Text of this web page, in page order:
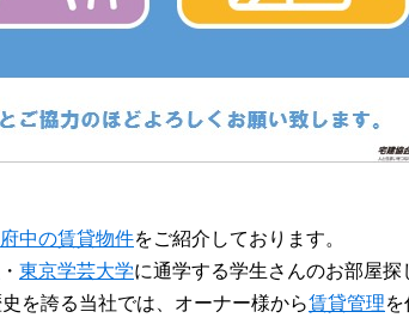
府中の賃貸物件をご紹介しております。
・ 東京学芸大学に通学する学生さんのお部屋探
を誇る当社では、オーナー様から賃貸管理